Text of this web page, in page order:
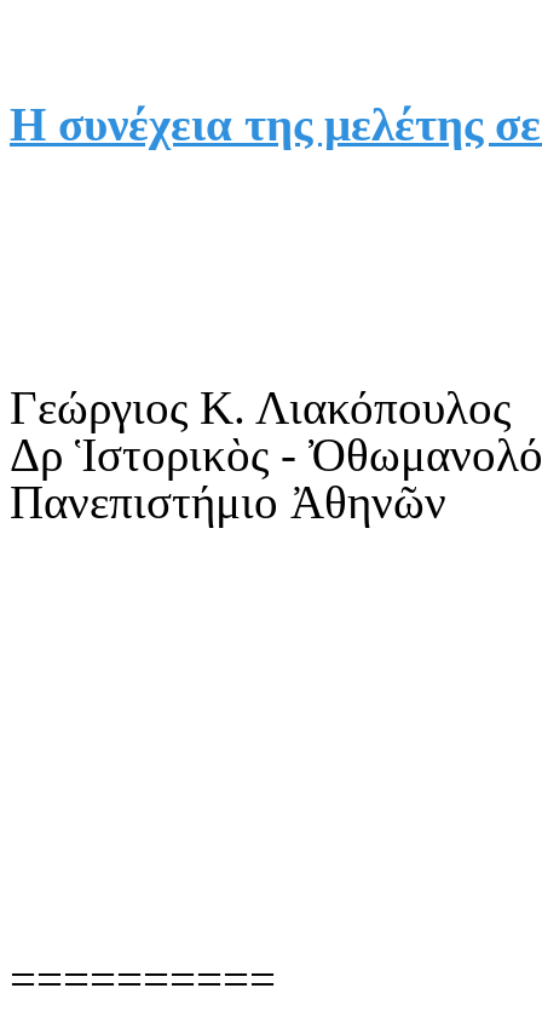
Η συνέχεια της μελέτης
Γεώργιος Κ. Λιακόπουλος
Δρ Ἱστορικὸς -
Πανεπιστήμιο Ἀθηνῶν
==========